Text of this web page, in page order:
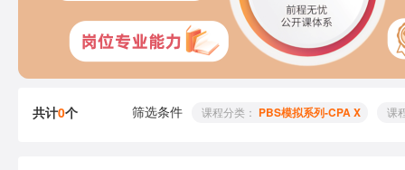
共计0个 筛选条件 课程分类： PBS模拟系列-CPA X 课